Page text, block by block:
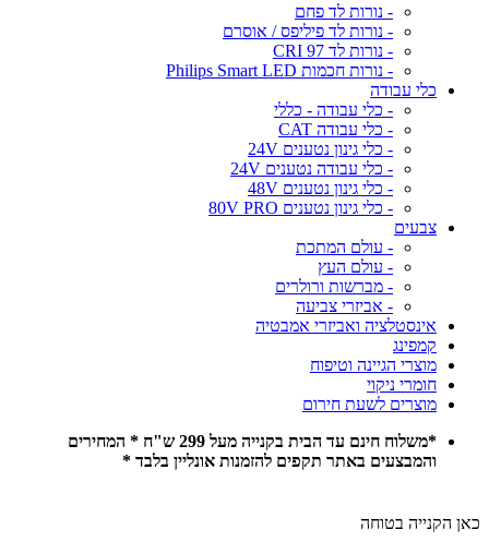
- נורות לד פחם
- נורות לד פיליפס / אוסרם
- נורות לד CRI 97
- נורות חכמות Philips Smart LED
כלי עבודה
- כלי עבודה - כללי
- כלי עבודה CAT
- כלי גינון נטענים 24V
- כלי עבודה נטענים 24V
- כלי גינון נטענים 48V
- כלי גינון נטענים 80V PRO
צבעים
- עולם המתכת
- עולם העץ
- מברשות ורולרים
- אביזרי צביעה
אינסטלציה ואביזרי אמבטיה
קמפינג
מוצרי הגיינה וטיפוח
חומרי ניקוי
מוצרים לשעת חירום
*משלוח חינם עד הבית בקנייה מעל 299 ש"ח * המחירים
והמבצעים באתר תקפים להזמנות אונליין בלבד *
כאן הקנייה בטוחה